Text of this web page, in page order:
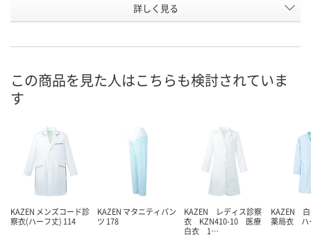
2584428 2584437
カゴへ カ
詳しく見る
この商品を見た人はこちらも検討されていま
す
KAZEN メンズコード診
察衣(ハーフ丈) 114
KAZEN マタニティパン
ツ 178
KAZEN レディス診察
衣 KZN410-10 医療
白衣 1…
KAZEN
薬局衣 ハ